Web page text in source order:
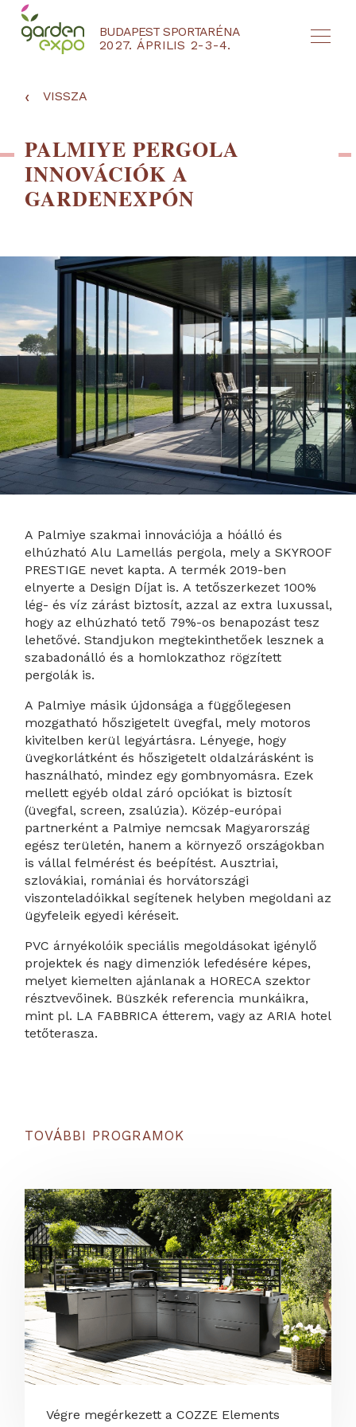
BUDAPEST SPORTARÉNA
2027. ÁPRILIS 2-3-4.
NYEREMÉNYJÁTÉK / REGISZTRÁCIÓ
‹ VISSZA
PALMIYE PERGOLA
INNOVÁCIÓK A
GARDENEXPÓN
A Palmiye szakmai innovációja a hóálló és
elhúzható Alu Lamellás pergola, mely a SKYROOF
PRESTIGE nevet kapta. A termék 2019-ben
elnyerte a Design Díjat is. A tetőszerkezet 100%
lég- és víz zárást biztosít, azzal az extra luxussal,
hogy az elhúzható tető 79%-os benapozást tesz
lehetővé. Standjukon megtekinthetőek lesznek a
szabadonálló és a homlokzathoz rögzített
pergolák is.
A Palmiye másik újdonsága a függőlegesen
mozgatható hőszigetelt üvegfal, mely motoros
kivitelben kerül legyártásra. Lényege, hogy
üvegkorlátként és hőszigetelt oldalzárásként is
használható, mindez egy gombnyomásra. Ezek
mellett egyéb oldal záró opciókat is biztosít
(üvegfal, screen, zsalúzia). Közép-európai
partnerként a Palmiye nemcsak Magyarország
egész területén, hanem a környező országokban
is vállal felmérést és beépítést. Ausztriai,
szlovákiai, romániai és horvátországi
viszonteladóikkal segítenek helyben megoldani az
ügyfeleik egyedi kéréseit.
PVC árnyékolóik speciális megoldásokat igénylő
projektek és nagy dimenziók lefedésére képes,
melyet kiemelten ajánlanak a HORECA szektor
résztvevőinek. Büszkék referencia munkáikra,
mint pl. LA FABBRICA étterem, vagy az ARIA hotel
tetőterasza.
TOVÁBBI PROGRAMOK
Végre megérkezett a COZZE Elements